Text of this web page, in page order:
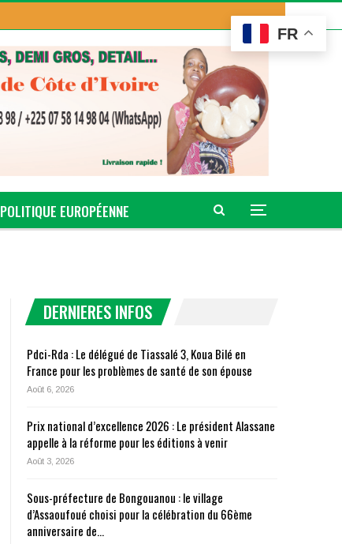
POLITIQUE EUROPÉENNE
DERNIERES INFOS
Pdci-Rda : Le délégué de Tiassalé 3, Koua Bilé en
France pour les problèmes de santé de son épouse
Août 6, 2026
Prix national d’excellence 2026 : Le président Alassane
appelle à la réforme pour les éditions à venir
Août 3, 2026
Sous-préfecture de Bongouanou : le village
d’Assaoufoué choisi pour la célébration du 66ème
anniversaire de…
FR